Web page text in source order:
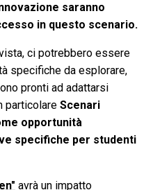
saranno
in questo scenario.
ci potrebbero essere
specifiche da esplorare,
pronti ad adattarsi
particolare Scenari
opportunità
specifiche per studenti
avrà un impatto